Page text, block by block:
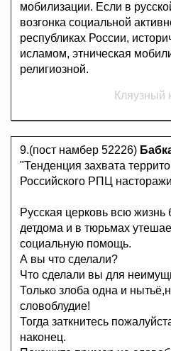
мобилизации. Если в
возгонка социальной
республиках России,
исламом, этническая
религиозной.
Кляузный
9.(пост намбер 52226)
"Тенденция захвата
Российского РПЦ
Русская церковь всю
детдома и в тюрьмах
социальную помощь.
А вы что сделали?
Что сделали вы для
Только злоба одна и
словоблудие!
Тогда заткнитесь
наконец.